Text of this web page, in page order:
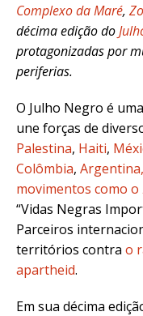
Complexo da Maré,
décima edição do
protagonizadas por
periferias.
O Julho Negro é
une forças de
Palestina, Haiti,
Colômbia,
movimentos como o
“Vidas Negras
Parceiros
territórios contra o
apartheid.
Em sua décima